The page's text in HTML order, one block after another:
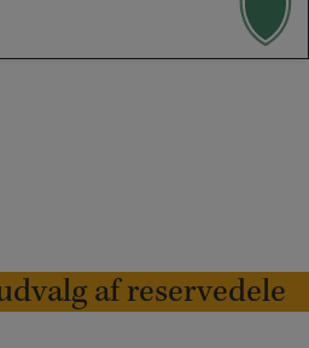
af reservedele